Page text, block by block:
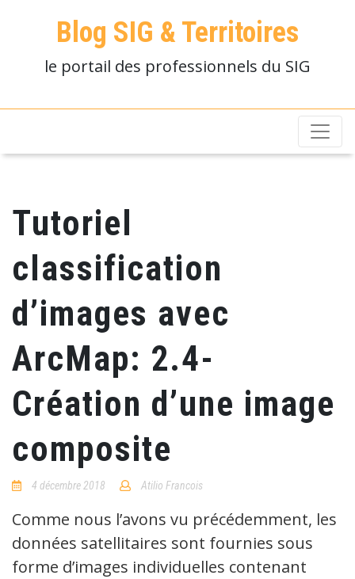
Blog SIG & Territoires
le portail des professionnels du SIG
Tutoriel
classification
d’images avec
ArcMap: 2.4-
Création d’une image
composite
4 décembre 2018 Atilio Francois
Comme nous l’avons vu précédemment, les
données satellitaires sont fournies sous
forme d’images individuelles contenant